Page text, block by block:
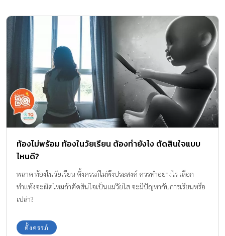
ท้องไม่พร้อม ท้องในวัยเรียน ต้องทำยังไง ตัดสินใจแบบ
ไหนดี?
พลาด ท้องในวัยเรียน ตั้งครรภ์ไม่พึงประสงค์ ควรทำอย่างไร เลือก
ทำแท้งจะผิดไหมถ้าตัดสินใจเป็นแม่วัยใส จะมีปัญหากับการเรียนหรือ
เปล่า?
ตั้งครรภ์